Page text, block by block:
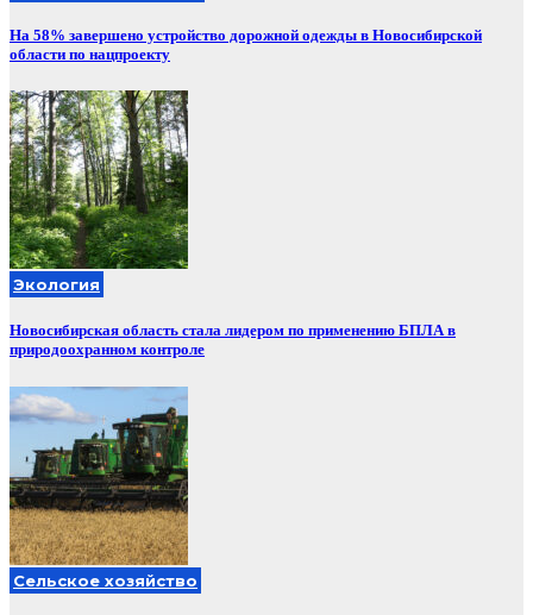
На 58% завершено устройство дорожной одежды в Новосибирской
области по нацпроекту
Экология
Новосибирская область стала лидером по применению БПЛА в
природоохранном контроле
Сельское хозяйство